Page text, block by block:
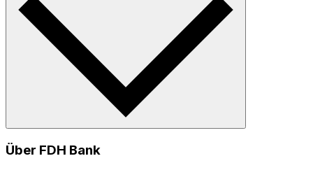
Über FDH Bank